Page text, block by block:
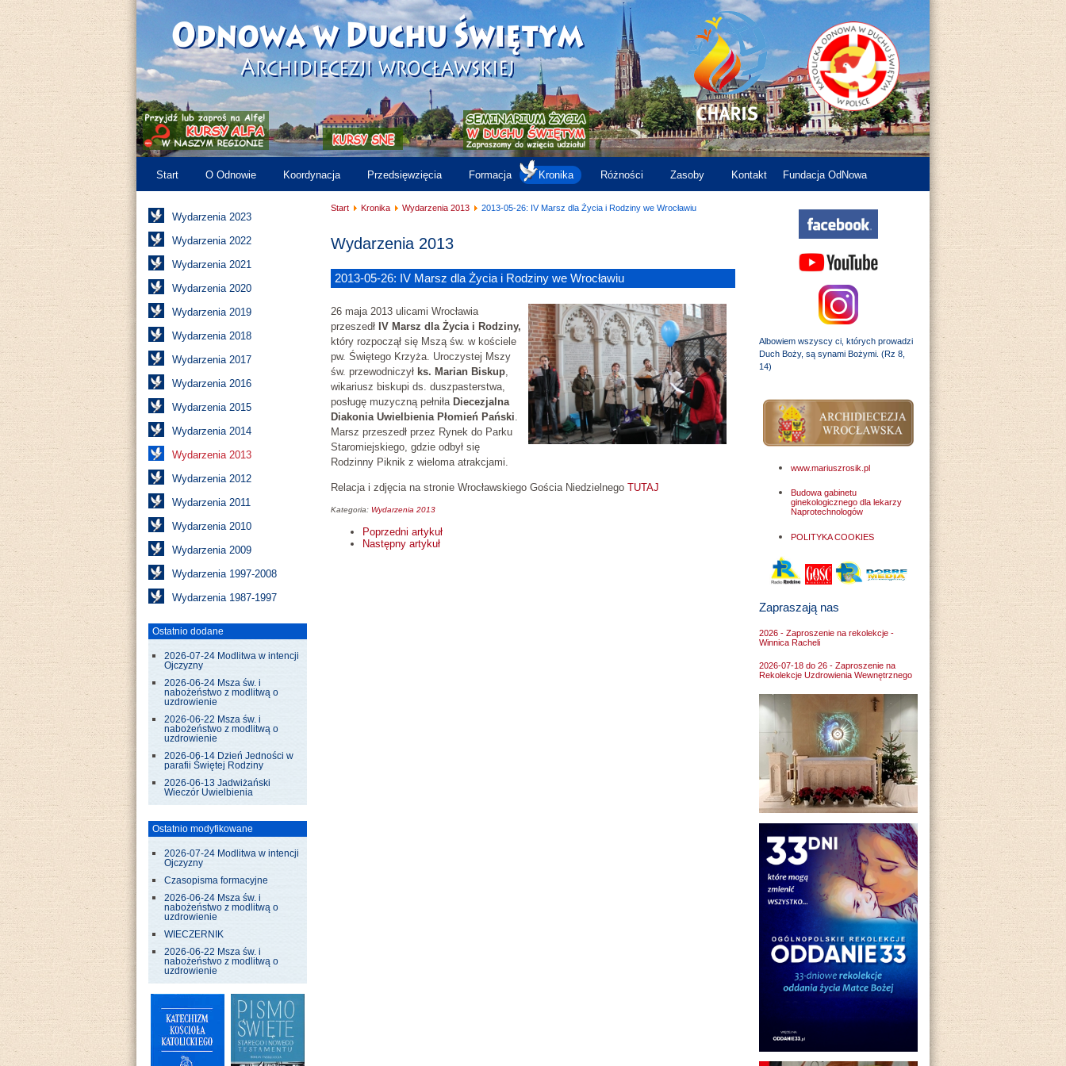
Start O Odnowie Koordynacja Przedsięwzięcia Formacja Kronika Różności Zasoby Kontakt Fundacja OdNowa
Wydarzenia 2023
Wydarzenia 2022
Wydarzenia 2021
Wydarzenia 2020
Wydarzenia 2019
Wydarzenia 2018
Wydarzenia 2017
Wydarzenia 2016
Wydarzenia 2015
Wydarzenia 2014
Wydarzenia 2013
Wydarzenia 2012
Wydarzenia 2011
Wydarzenia 2010
Wydarzenia 2009
Wydarzenia 1997-2008
Wydarzenia 1987-1997
Ostatnio dodane
2026-07-24 Modlitwa w intencji
Ojczyzny
2026-06-24 Msza św. i
nabożeństwo z modlitwą o
uzdrowienie
2026-06-22 Msza św. i
nabożeństwo z modlitwą o
uzdrowienie
2026-06-14 Dzień Jedności w
parafii Świętej Rodziny
2026-06-13 Jadwiżański
Wieczór Uwielbienia
Ostatnio modyfikowane
2026-07-24 Modlitwa w intencji
Ojczyzny
Czasopisma formacyjne
2026-06-24 Msza św. i
nabożeństwo z modlitwą o
uzdrowienie
WIECZERNIK
2026-06-22 Msza św. i
nabożeństwo z modlitwą o
uzdrowienie
Albowiem wszyscy ci, których prowadzi
Duch Boży, są synami Bożymi. (Rz 8,
14)
www.mariuszrosik.pl
Budowa gabinetu
ginekologicznego dla lekarzy
Naprotechnologów
POLITYKA COOKIES
Zapraszają nas
2026 - Zaproszenie na rekolekcje -
Winnica Racheli
2026-07-18 do 26 - Zaproszenie na
Rekolekcje Uzdrowienia Wewnętrznego
Start Kronika Wydarzenia 2013 2013-05-26: IV Marsz dla Życia i Rodziny we Wrocławiu
Wydarzenia 2013
2013-05-26: IV Marsz dla Życia i Rodziny we Wrocławiu
26 maja 2013 ulicami Wrocławia
przeszedł IV Marsz dla Życia i Rodziny,
który rozpoczął się Mszą św. w kościele
pw. Świętego Krzyża. Uroczystej Mszy
św. przewodniczył ks. Marian Biskup,
wikariusz biskupi ds. duszpasterstwa,
posługę muzyczną pełniła Diecezjalna
Diakonia Uwielbienia Płomień Pański.
Marsz przeszedł przez Rynek do Parku
Staromiejskiego, gdzie odbył się
Rodzinny Piknik z wieloma atrakcjami.
Relacja i zdjęcia na stronie Wrocławskiego Gościa Niedzielnego TUTAJ
Kategoria: Wydarzenia 2013
Poprzedni artykuł
Następny artykuł